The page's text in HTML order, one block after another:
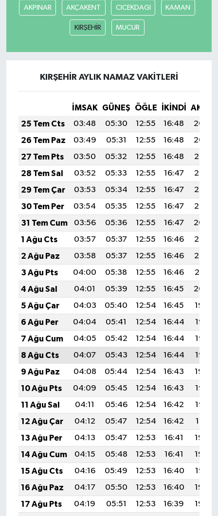
AKPINAR AKÇAKENT CICEKDAGI KAMAN
KIRŞEHİR MUCUR
KIRŞEHİR AYLIK NAMAZ VAKITLERI
İMSAK GÜNEŞ ÖĞLE İKINDI
25 Tem Cts
03:48 05:30 12:55 16:48
20:09
26 Tem Paz
03:49 05:31 12:55 16:48
20:09
27 Tem Pts
03:50 05:32 12:55 16:48
20:08
28 Tem Sal
03:52 05:33 12:55 16:47
20:07
29 Tem Çar
03:53 05:34 12:55 16:47
20:06
30 Tem Per
03:54 05:35 12:55 16:47
20:05
31 Tem Cum
03:56 05:36 12:55 16:47
20:04
1 Ağu Cts
03:57 05:37 12:55 16:46
20:03
2 Ağu Paz
03:58 05:37 12:55 16:46
20:02
3 Ağu Pts
04:00 05:38 12:55 16:46
20:01
4 Ağu Sal
04:01 05:39 12:55 16:45
20:00
5 Ağu Çar
04:03 05:40 12:54 16:45
19:59
6 Ağu Per
04:04 05:41 12:54 16:44
19:58
7 Ağu Cum
04:05 05:42 12:54 16:44
19:57
8 Ağu Cts
04:07 05:43 12:54 16:44
19:55
9 Ağu Paz
04:08 05:44 12:54 16:43
19:54
10 Ağu Pts
04:09 05:45 12:54 16:43
19:53
11 Ağu Sal
04:11 05:46 12:54 16:42
19:52
12 Ağu Çar
04:12 05:47 12:54 16:42
19:51
13 Ağu Per
04:13 05:47 12:53 16:41
19:49
14 Ağu Cum
04:15 05:48 12:53 16:41
19:48
15 Ağu Cts
04:16 05:49 12:53 16:40
19:47
16 Ağu Paz
04:17 05:50 12:53 16:40
19:45
17 Ağu Pts
04:19 05:51 12:53 16:39
19:44